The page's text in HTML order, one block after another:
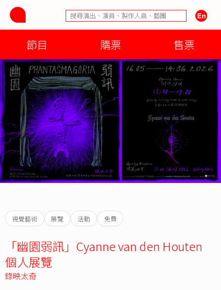
節目 購票 售票
視覺藝術 展覽 活動 免費
「幽園弱訊」Cyanne van den Houten
個人展覽
錄映太奇